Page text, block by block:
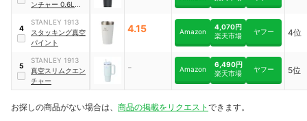
ンチャー 0.6L
4
STANLEY 1913
スタッキング真空
パイント
4.15 Amazon
4,070円
楽天市場
ヤフー 4位
5
STANLEY 1913
真空スリムクエン
チャー
- Amazon
6,490円
楽天市場
ヤフー 5位
お探しの商品がない場合は、 商品の掲載をリクエスト できます。